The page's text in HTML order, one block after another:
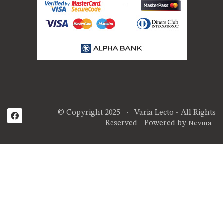
© Copyright 2025 · Varia Lecto - All Rights
Reserved - Powered by Nevma